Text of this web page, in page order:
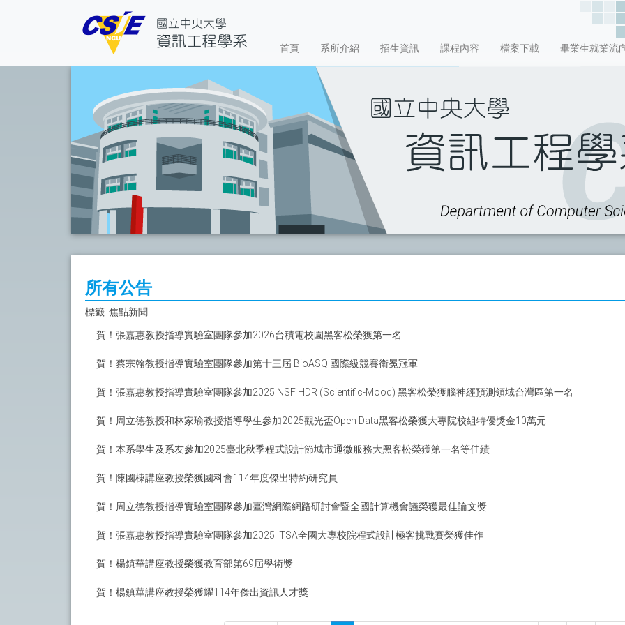
首頁 系所介紹 招生資訊 課程內容 檔案下載 畢業生就業流
所有公告
標籤: 焦點新聞
賀！張嘉惠教授指導實驗室團隊參加2026台積電校園黑客松榮獲第一名
賀！蔡宗翰教授指導實驗室團隊參加第十三屆 BioASQ 國際級競賽衛冕冠軍
賀！張嘉惠教授指導實驗室團隊參加2025 NSF HDR (Scientific-Mood) 黑客松榮獲腦神經預測領域​台灣區第一名
賀！周立德教授和林家瑜教授指導學生參加2025觀光盃Open Data黑客松榮獲大專院校組特優獎金10萬元
賀！本系學生及系友參加2025臺北秋季程式設計節城市通微服務大黑客松榮獲第一名等佳績
賀！陳國棟講座教授榮獲國科會114年度傑出特約研究員
賀！周立德教授指導實驗室團隊參加臺灣網際網路研討會暨全國計算機會議榮獲最佳論文獎
賀！張嘉惠教授指導實驗室團隊參加2025 ITSA全國大專校院程式設計極客挑戰賽榮獲佳作
賀！楊鎮華講座教授榮獲教育部第69屆學術獎
賀！楊鎮華講座教授榮獲耀114年傑出資訊人才獎